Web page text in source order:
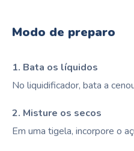
Modo de preparo
1. Bata os líquidos
No liquidificador, bata a
2. Misture os secos
Em uma tigela, incorpore o